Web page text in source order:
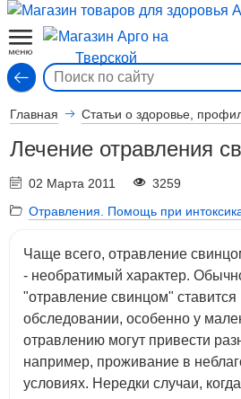
Главная Статьи о здоровье,
Лечение отравления
02 Марта 2011
3259
Отравления. Помощь при
Чаще всего, отравление
- необратимый характер.
"отравление свинцом"
обследовании, особенно у
отравлению могут привести
например, проживание в
условиях. Нередки случаи,